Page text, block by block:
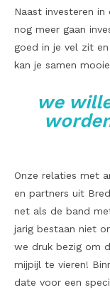
Naast investeren
nog meer gaan
goed in je vel zit
kan je samen
we
Onze relaties met
en partners uit
net als de band
jarig bestaan niet
we druk bezig om
mijpijl te vieren!
date voor een